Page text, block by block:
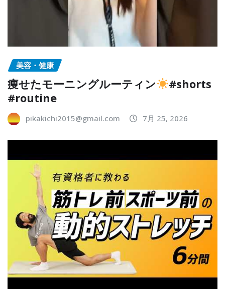
美容・健康
痩せたモーニングルーティン
#shorts
#routine
pikakichi2015@gmail.com 7月 25, 2026